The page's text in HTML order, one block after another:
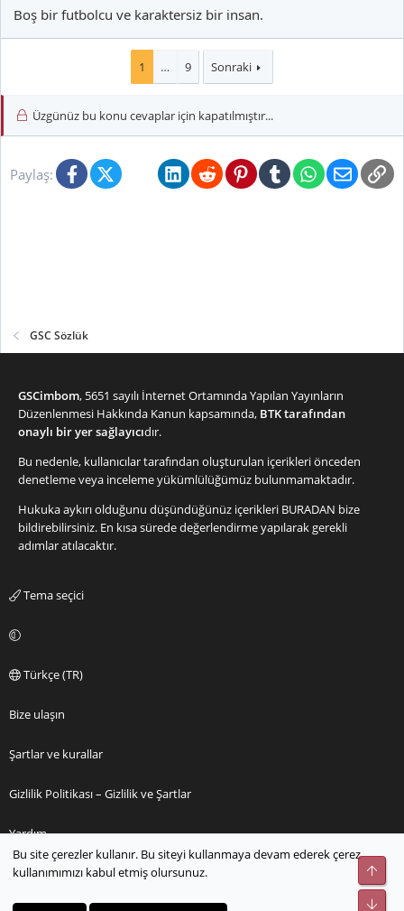
Boş bir futbolcu ve karaktersiz bir insan.
1 … 9 Sonraki
Üzgünüz bu konu cevaplar için kapatılmıştır...
Paylaş: FacebookX (Twitter)BlueskyLinkedInRedditPinterestTumblrWhatsApp
E-posta
GSC Sözlük
GSCimbom, 5651 sayılı İnternet Ortamında Yapılan Yayınların
Düzenlenmesi Hakkında Kanun kapsamında, BTK tarafından
onaylı bir yer sağlayıcıdır.
Bu nedenle, kullanıcılar tarafından oluşturulan içerikleri önceden
denetleme veya inceleme yükümlülüğümüz bulunmamaktadır.
Hukuka aykırı olduğunu düşündüğünüz içerikleri BURADAN bize
bildirebilirsiniz. En kısa sürede değerlendirme yapılarak gerekli
adımlar atılacaktır.
Tema seçici
Türkçe (TR)
Bize ulaşın
Şartlar ve kurallar
Gizlilik Politikası – Gizlilik ve Şartlar
Yardım
Ana sayfa
Bu site çerezler kullanır. Bu siteyi kullanmaya devam ederek çerez
kullanımımızı kabul etmiş olursunuz.